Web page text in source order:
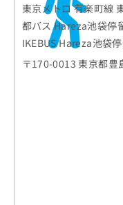
東京メトロ 有楽町線
都バス Hareza池袋停
IKEBUS Hareza池袋
〒170-0013 東京都豊